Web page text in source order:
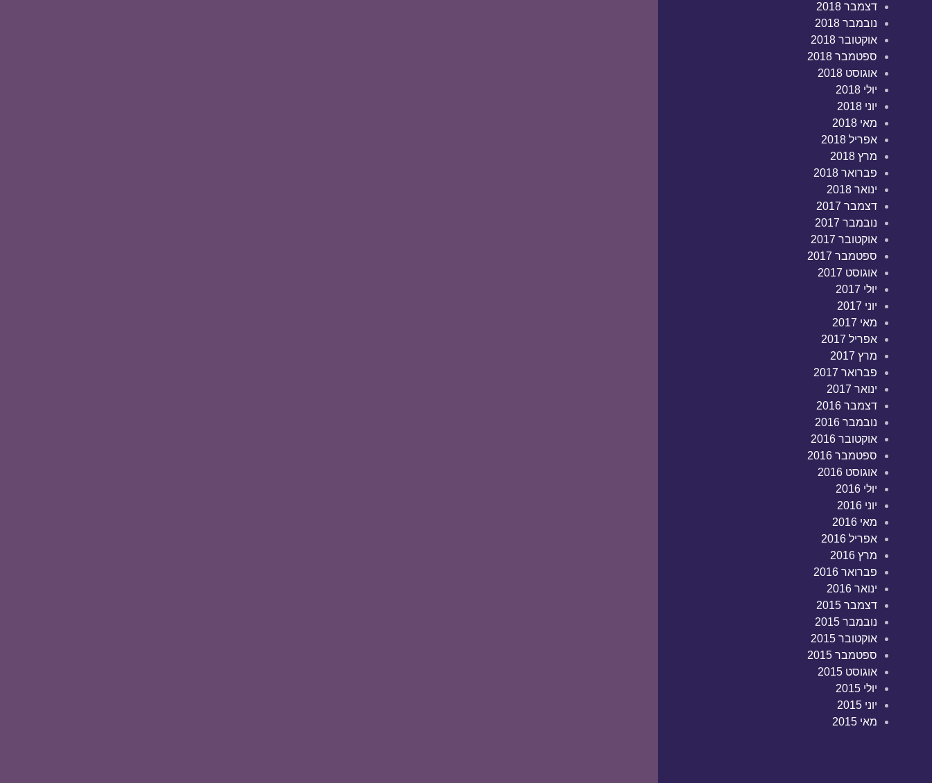
דצמבר 2018
נובמבר 2018
אוקטובר 2018
ספטמבר 2018
אוגוסט 2018
יולי 2018
יוני 2018
מאי 2018
אפריל 2018
מרץ 2018
פברואר 2018
ינואר 2018
דצמבר 2017
נובמבר 2017
אוקטובר 2017
ספטמבר 2017
אוגוסט 2017
יולי 2017
יוני 2017
מאי 2017
אפריל 2017
מרץ 2017
פברואר 2017
ינואר 2017
דצמבר 2016
נובמבר 2016
אוקטובר 2016
ספטמבר 2016
אוגוסט 2016
יולי 2016
יוני 2016
מאי 2016
אפריל 2016
מרץ 2016
פברואר 2016
ינואר 2016
דצמבר 2015
נובמבר 2015
אוקטובר 2015
ספטמבר 2015
אוגוסט 2015
יולי 2015
יוני 2015
מאי 2015